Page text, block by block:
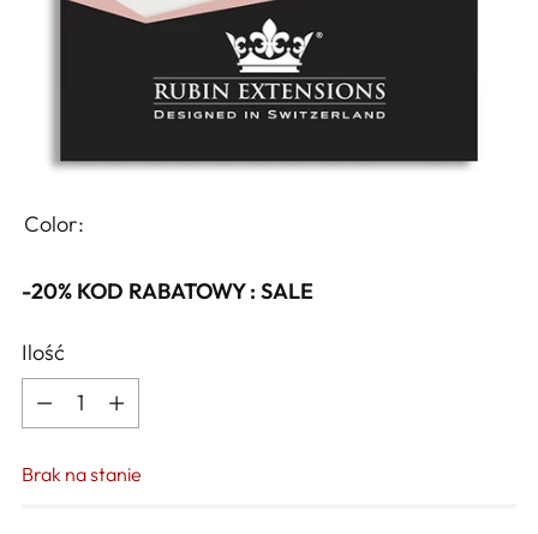
Color:
-20% KOD RABATOWY : SALE
Ilość
Brak na stanie